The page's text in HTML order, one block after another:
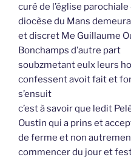
curé de l’église
diocèse du Mans
et discret Me Guillaume
Bonchamps d’autre part
soubzmetant eulx leurs
confessent avoit fait et
s’ensuit
c’est à savoir que ledit
Oustin qui a prins et
de ferme et non
commencer du jour et